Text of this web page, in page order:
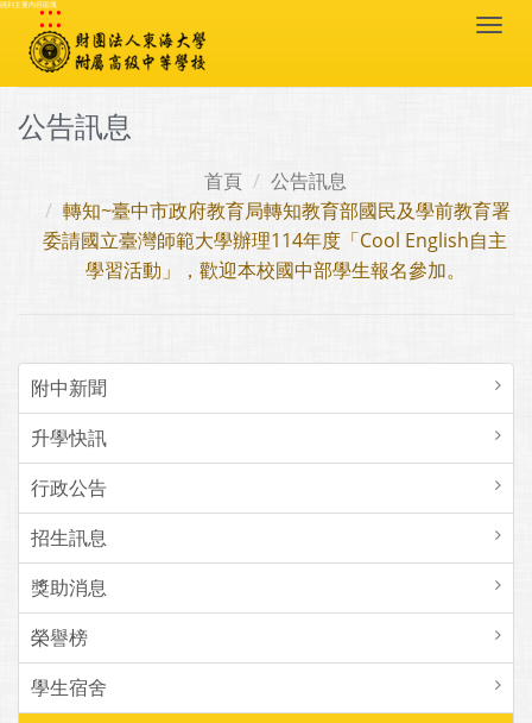
跳到主要內容區塊
:::
公告訊息
首頁
公告訊息
轉知~臺中市政府教育局轉知教育部國民及學前教育署
委請國立臺灣師範大學辦理114年度「Cool English自主
學習活動」，歡迎本校國中部學生報名參加。
附中新聞
升學快訊
行政公告
招生訊息
獎助消息
榮譽榜
學生宿舍